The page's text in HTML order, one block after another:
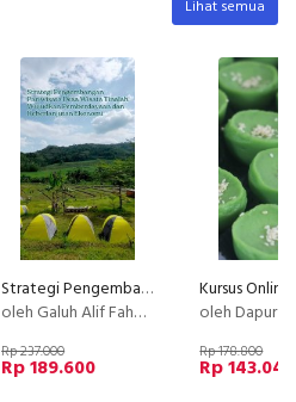
Lihat semua
Strategi Pengembangan Desa Wisata Tinalah Wujudkan Pemberdayaan & Keberlanjutan Ekonomi
oleh Galuh Alif Fahmi Rizki
Rp 237.000
Rp 189.600
oleh Dapur
Rp 178.800
Rp 143.040